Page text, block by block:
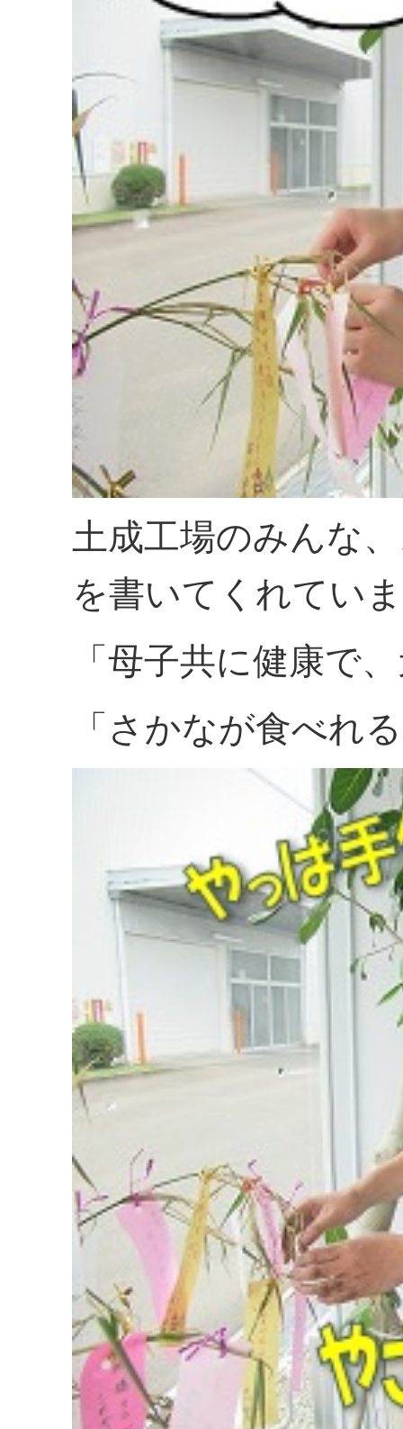
土成工場のみんな
を書いてくれてい
「母子共に健康で
「さかなが食べれ